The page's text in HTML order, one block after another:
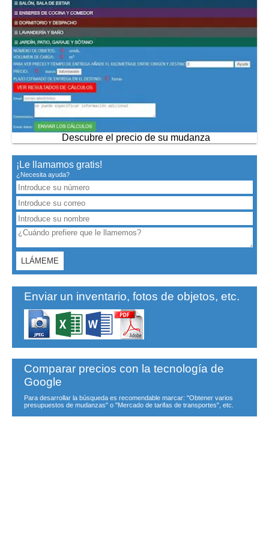
Descubre el precio de su mudanza
¡Le llamamos gratis!
¿Necesita ayuda?
Enviar un inventario, fotos de objetos, etc.
Comparar precios con la tecnología de
Google
Para desarrollar la búsqueda es recomendable marcar: "Obtener varios
presupuestos de mudanzas" o "Mercado de tarifas de transportes", etc.